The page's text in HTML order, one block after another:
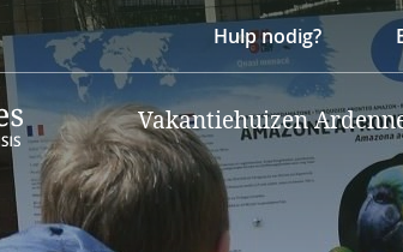
Hulp nodig?
Vakantiehuizen